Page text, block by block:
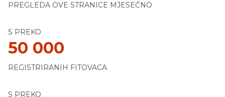
PREGLEDA OVE STRANICE MJESEČNO
S PREKO
50 000
REGISTRIRANIH FITOVACA
S PREKO